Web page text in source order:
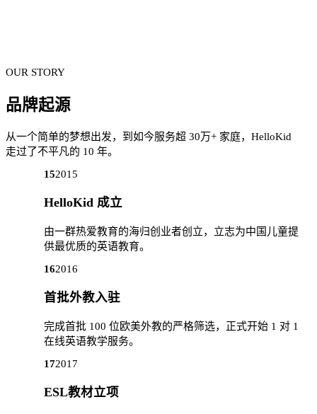
OUR STORY
品牌起源
从一个简单的梦想出发，到如今服务超 30万+ 家庭，HelloKid
走过了不平凡的 10 年。
152015
HelloKid 成立
由一群热爱教育的海归创业者创立，立志为中国儿童提
供最优质的英语教育。
162016
首批外教入驻
完成首批 100 位欧美外教的严格筛选，正式开始 1 对 1
在线英语教学服务。
172017
ESL教材立项